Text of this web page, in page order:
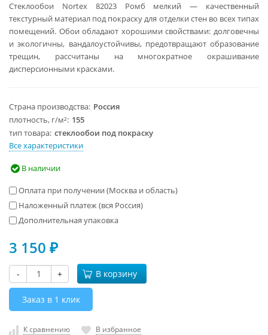
Стеклообои Nortex 82023 Ромб мелкий — качественный
текстурный материал под покраску для отделки стен во всех типах
помещений. Обои обладают хорошими свойствами: долговечны
и экологичны, вандалоустойчивы, предотвращают образование
трещин, рассчитаны на многократное окрашивание
дисперсионными красками.
Страна производства Россия
плотность, г/м² 155
тип товара стеклообои под покраску
Все характеристики
В наличии
Оплата при получении (Москва и область)
Наложенный платеж (вся Россия)
Дополнительная упаковка
3 150 ₽
- + В корзину
Заказ в 1 клик
К сравнению В избранное